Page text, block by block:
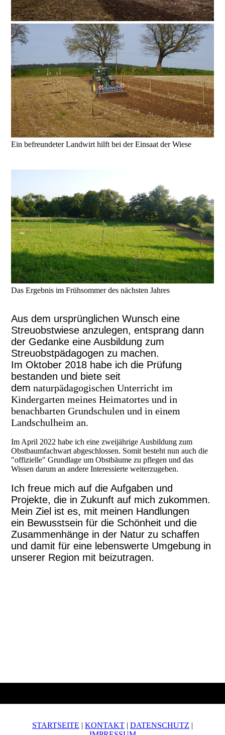
Ein befreundeter Landwirt hilft bei der Einsaat der Wiese
Das Ergebnis im Frühsommer des nächsten Jahres
Aus dem ursprünglichen Wunsch eine
Streuobstwiese anzulegen, entsprang dann
der Gedanke eine Ausbildung zum
Streuobstpädagogen zu machen.
Im Oktober 2018 habe ich die Prüfung
bestanden und biete seit
dem naturpädagogischen Unterricht im
Kindergarten meines Heimatortes und in
benachbarten Grundschulen und in einem
Landschulheim an.
Im April 2022 habe ich eine zweijährige Ausbildung zum
Obstbaumfachwart abgeschlossen. Somit besteht nun auch die
"offizielle" Grundlage um Obstbäume zu pflegen und das
Wissen darum an andereInteressierte weiterzugeben.
Ich freue mich auf die Aufgaben und
Projekte, die in Zukunft auf mich zukommen.
Mein Ziel ist es, mit meinen Handlungen
ein Bewusstsein für die Schönheit und die
Zusammenhänge in der Natur zu schaffen
und damit für eine lebenswerte Umgebung in
unserer Region mit beizutragen.
STARTSEITE | KONTAKT | DATENSCHUTZ |